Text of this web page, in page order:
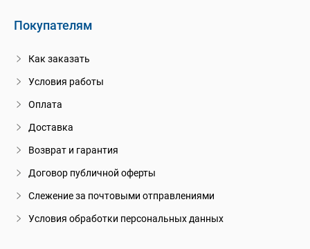
Покупателям
Как заказать
Условия работы
Оплата
Доставка
Возврат и гарантия
Договор публичной оферты
Слежение за почтовыми отправлениями
Условия обработки персональных данных